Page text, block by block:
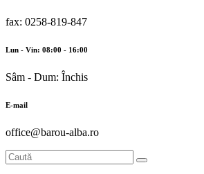
fax: 0258-819-847
Lun - Vin: 08:00 - 16:00
Sâm - Dum: Închis
E-mail
office@barou-alba.ro